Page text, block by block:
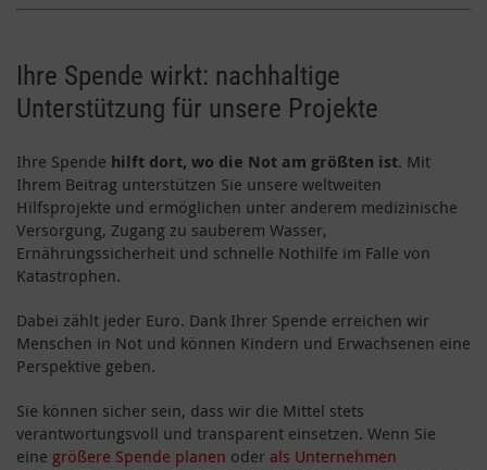
Ihre Spende wirkt: nachhaltige
Unterstützung für unsere Projekte
Ihre Spende hilft dort, wo die Not am größten ist. Mit
Ihrem Beitrag unterstützen Sie unsere weltweiten
Hilfsprojekte und ermöglichen unter anderem medizinische
Versorgung, Zugang zu sauberem Wasser,
Ernährungssicherheit und schnelle Nothilfe im Falle von
Katastrophen.
Dabei zählt jeder Euro. Dank Ihrer Spende erreichen wir
Menschen in Not und können Kindern und Erwachsenen eine
Perspektive geben.
Sie können sicher sein, dass wir die Mittel stets
verantwortungsvoll und transparent einsetzen. Wenn Sie
eine größere Spende planen oder als Unternehmen